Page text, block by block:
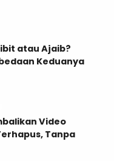
atau Ajaib?
Keduanya
Video
Tanpa